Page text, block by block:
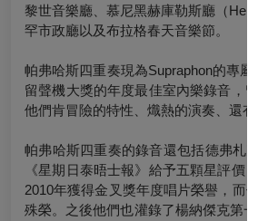
黎世音樂廳、慕尼黑赫庫勒斯廳（
罕市政廳以及布拉格春天音樂節。
帕弗哈斯四重奏現為Supraphon的專
留聲機大獎的年度最佳室內樂錄音，
他們肯冒險的特性、熾熱的演奏、還
帕弗哈斯四重奏的錄音還包括德弗札
《星期日泰晤士報》給予五顆星評價
2010年獲得金叉獎年度唱片榮譽，而
殊榮。之後他們也灌錄了楊納傑克第